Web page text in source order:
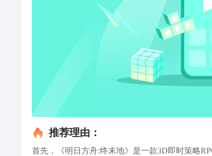
推荐理由：
首先，《明日方舟:终末地》是一款3D即时策略